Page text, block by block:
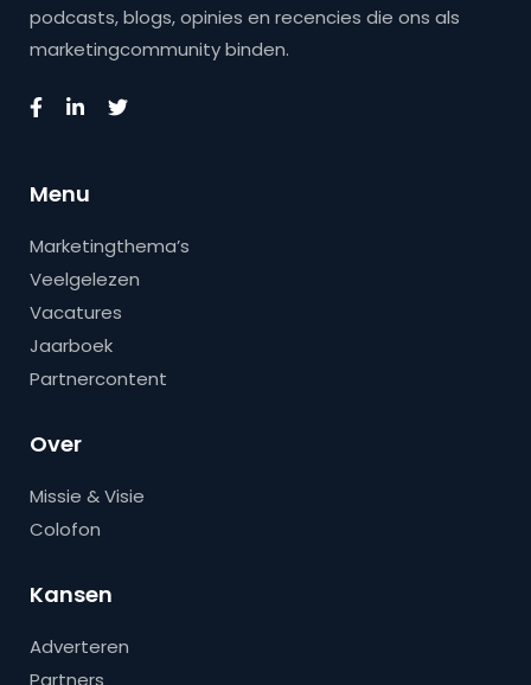
podcasts, blogs, opinies en recencies die ons als
marketingcommunity binden.
Menu
Marketingthema’s
Veelgelezen
Vacatures
Jaarboek
Partnercontent
Over
Missie & Visie
Colofon
Kansen
Adverteren
Partners